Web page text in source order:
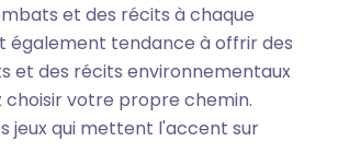
et des récits à chaque
également tendance à offrir des
et des récits environnementaux
choisir votre propre chemin.
jeux qui mettent l'accent sur